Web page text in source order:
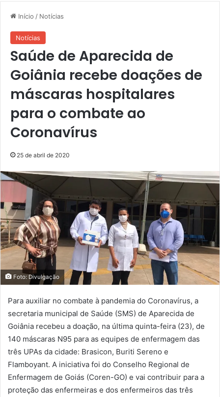
Início / Notícias
Notícias
Saúde de Aparecida de
Goiânia recebe doações de
máscaras hospitalares
para o combate ao
Coronavírus
25 de abril de 2020
Foto: Divulgação
Para auxiliar no combate à pandemia do Coronavírus, a
secretaria municipal de Saúde (SMS) de Aparecida de
Goiânia recebeu a doação, na última quinta-feira (23), de
140 máscaras N95 para as equipes de enfermagem das
três UPAs da cidade: Brasicon, Buriti Sereno e
Flamboyant. A iniciativa foi do Conselho Regional de
Enfermagem de Goiás (Coren-GO) e vai contribuir para a
proteção das enfermeiras e dos enfermeiros das três